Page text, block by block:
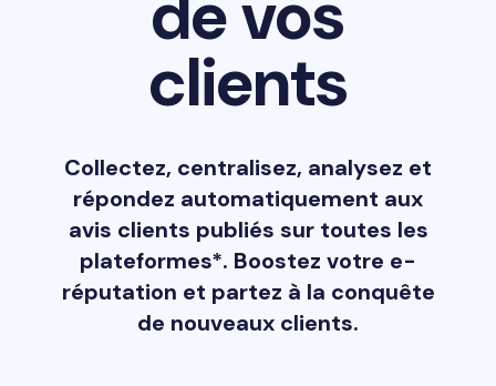
clients
Collectez, centralisez, analysez et
répondez automatiquement aux
avis clients publiés sur toutes les
plateformes*. Boostez votre e-
réputation et partez à la conquête
de nouveaux clients.